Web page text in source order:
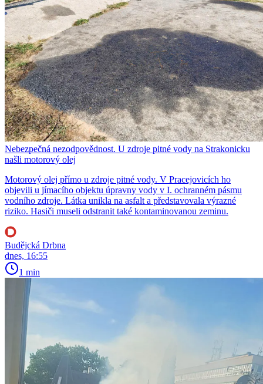
Nebezpečná nezodpovědnost. U zdroje pitné vody na Strakonicku
našli motorový olej
Motorový olej přímo u zdroje pitné vody. V Pracejovicích ho
objevili u jímacího objektu úpravny vody v I. ochranném pásmu
vodního zdroje. Látka unikla na asfalt a představovala výrazné
riziko. Hasiči museli odstranit také kontaminovanou zeminu.
Budějcká Drbna
dnes, 16:55
1 min